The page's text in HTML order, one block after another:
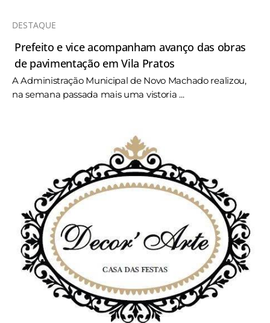
DESTAQUE
Prefeito e vice acompanham avanço das obras
de pavimentação em Vila Pratos
A Administração Municipal de Novo Machado realizou,
na semana passada mais uma vistoria ...